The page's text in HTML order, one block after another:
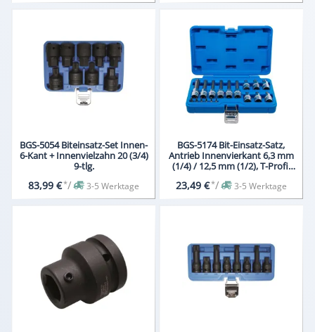
BGS-5054 Biteinsatz-Set Innen-
6-Kant + Innenvielzahn 20 (3/4)
9-tlg.
83,99 €*/ 3-5 Werktage
BGS-5174 Bit-Einsatz-Satz,
Antrieb Innenvierkant 6,3 mm
(1/4) / 12,5 mm (1/2), T-Profil
23,49 €*/ 3-5 Werktage